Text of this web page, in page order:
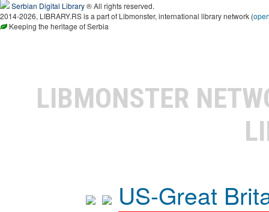
Serbian Digital Library® All rights reserved.
2014-2026, LIBRARY.RS is a part of Libmonster, international library network (
Keeping the heritage of Serbia
LIBMONSTER
US-Great